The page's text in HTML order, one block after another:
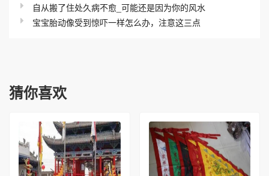
自从搬了住处久病不愈_可能还是因为你的风水
宝宝胎动像受到惊吓一样怎么办，注意这三点
猜你喜欢